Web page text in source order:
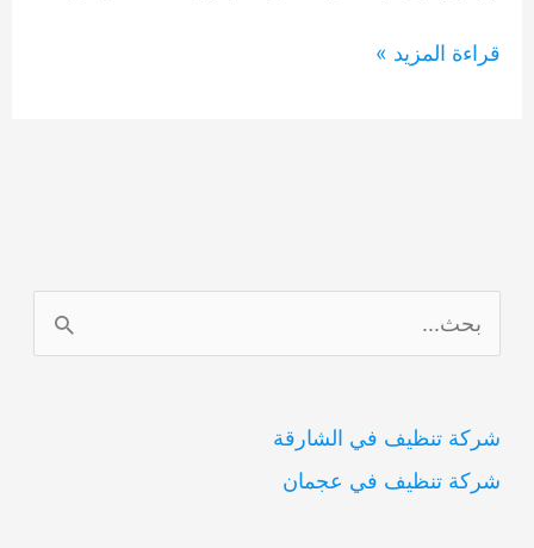
شركات
قراءة المزيد »
ل
ح
ث
شركة تنظيف في الشارقة
شركة تنظيف في عجمان